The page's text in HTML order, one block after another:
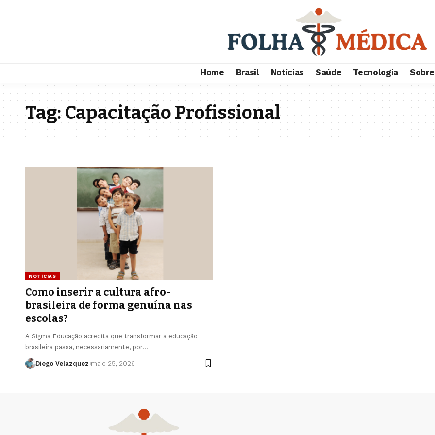
Home Brasil Notícias Saúde Tecnologia
Tag:Capacitação Profissional
NOTÍCIAS
Como inserir a cultura afro-
brasileira de forma genuína nas
escolas?
A Sigma Educação acredita que transformar a educação
brasileira passa, necessariamente, por…
Diego Velázquez maio 25, 2026